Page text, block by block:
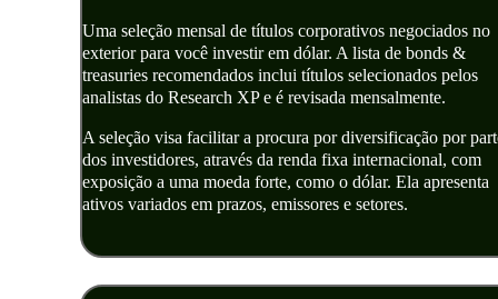
Uma seleção mensal de títulos corporativos negociados no
exterior para você investir em dólar. A lista de bonds &
treasuries recomendados inclui títulos selecionados pelos
analistas do Research XP e é revisada mensalmente.
A seleção visa facilitar a procura por diversificação por
dos investidores, através da renda fixa internacional, com
exposição a uma moeda forte, como o dólar. Ela apresenta
ativos variados em prazos, emissores e setores.